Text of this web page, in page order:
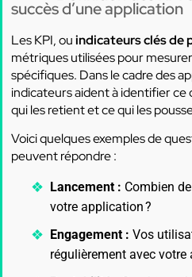
succès d’une application
Les KPI, ouindicateurs clés de
métriques utilisées pour
spécifiques. Dans le cadre des
indicateurs aident à identifier ce
qui les retient et ce qui les
Voici quelques exemples de
peuvent répondre :
Lancement : Combien
votre application ?
Engagement : Vos
régulièrement avec votre